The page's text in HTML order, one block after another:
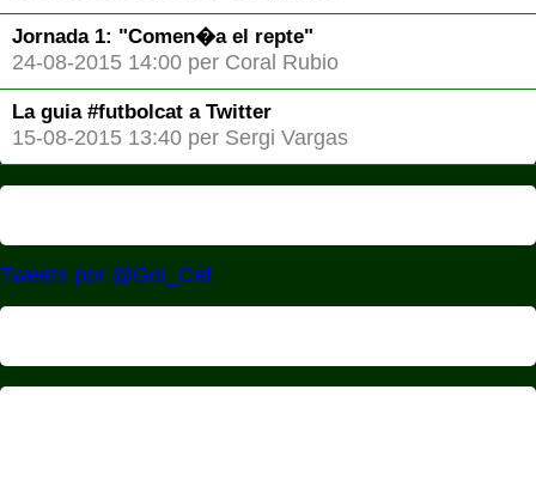
Jornada 1: "Comen�a el repte"
24-08-2015 14:00 per Coral Rubio
La guia #futbolcat a Twitter
15-08-2015 13:40 per Sergi Vargas
Tweets por @Gol_Cat